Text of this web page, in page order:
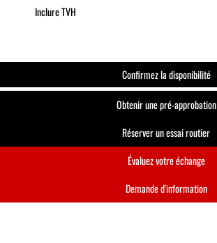
Obtenir une pré-approbation
Réserver un essai routier
Évaluez votre échange
Demande d'information
Inclure TVH
Confirmez la disponibilité